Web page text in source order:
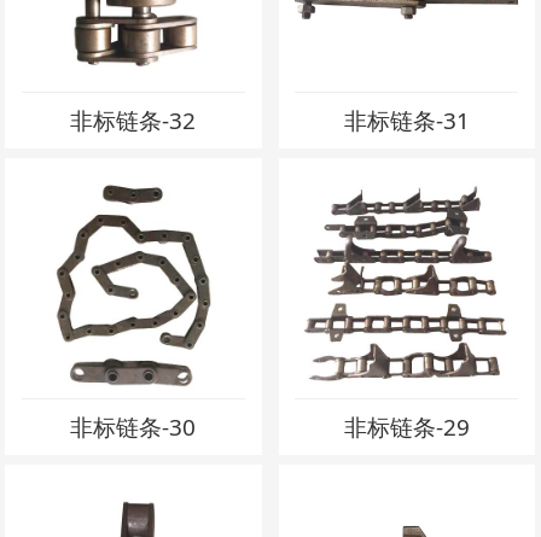
非标链条-32 非标链条-31
非标链条-30 非标链条-29